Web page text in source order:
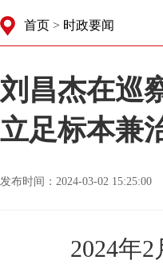
首页 > 时政要闻
刘昌杰在巡
立足标本兼
发布时间：2024-03-02
2024年2